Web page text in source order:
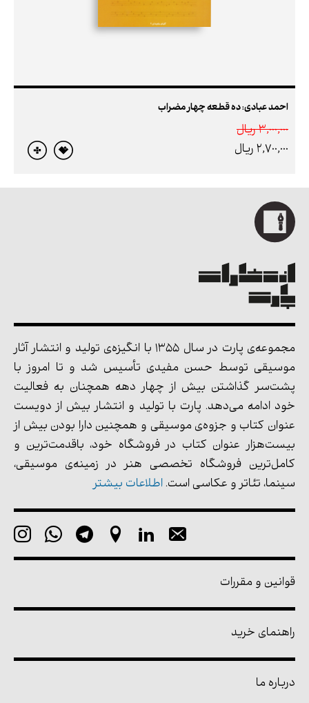
احمد عبادی: ده قطعه چهار مضراب
3,000,000 ريال
2,700,000 ريال
مجموعه‌ی پارت در سال 1355 با انگیزه‌ی تولید و انتشار آثار
موسیقی توسط حسن مفیدی تأسیس شد و تا امروز با
پشت‌سر گذاشتن بیش از چهار دهه همچنان به فعالیت
خود ادامه می‌دهد. پارت با تولید و انتشار بیش از دویست
عنوان کتاب و جزوه‌ی موسیقی و همچنین دارا بودن بیش از
بیست‌هزار عنوان کتاب در فروشگاه خود، باقدمت‌ترین و
کامل‌ترین فروشگاه تخصصی هنر در زمینه‌ی موسیقی،
سینما، تئاتر و عکاسی است. اطلاعات بیشتر
قوانین و مقررات
راهنمای خرید
درباره ما